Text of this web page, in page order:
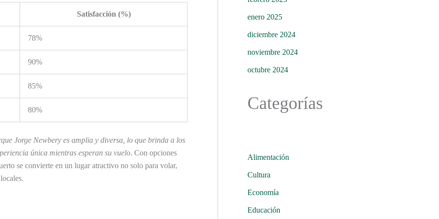
Satisfacción (%)
78%
90%
85%
80%
Jorge Newbery es amplia y diversa, lo que brinda a los
única mientras esperan su vuelo. Con opciones
se convierte en un lugar atractivo no solo para volar,
enero 2025
diciembre 2024
noviembre 2024
octubre 2024
Categorías
Alimentación
Cultura
Economía
Educación